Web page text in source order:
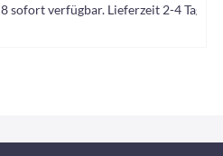
8 sofort verfügbar. Lieferzeit 2-4 Tage.